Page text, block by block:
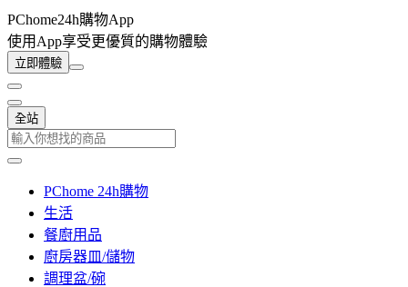
PChome24h購物App
使用App享受更優質的購物體驗
立即體驗
全站
PChome 24h購物
生活
餐廚用品
廚房器皿/儲物
調理盆/碗